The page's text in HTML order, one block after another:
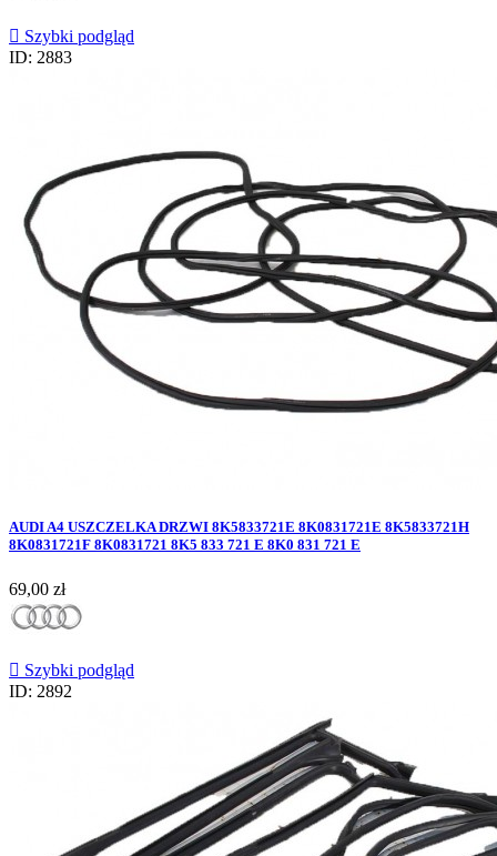
 Szybki podgląd
ID: 2883
AUDI A4 USZCZELKA DRZWI 8K5833721E 8K0831721E 8K5833721H
8K0831721F 8K0831721 8K5 833 721 E 8K0 831 721 E
Cena
69,00 zł
 Szybki podgląd
ID: 2892